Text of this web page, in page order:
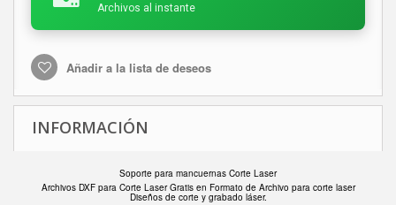
Archivos al instante
Añadir a la lista de deseos
INFORMACIÓN
Soporte para mancuernas Corte Laser
Archivos DXF para Corte Laser Gratis en Formato de Archivo para corte laser
Diseños de corte y grabado láser.